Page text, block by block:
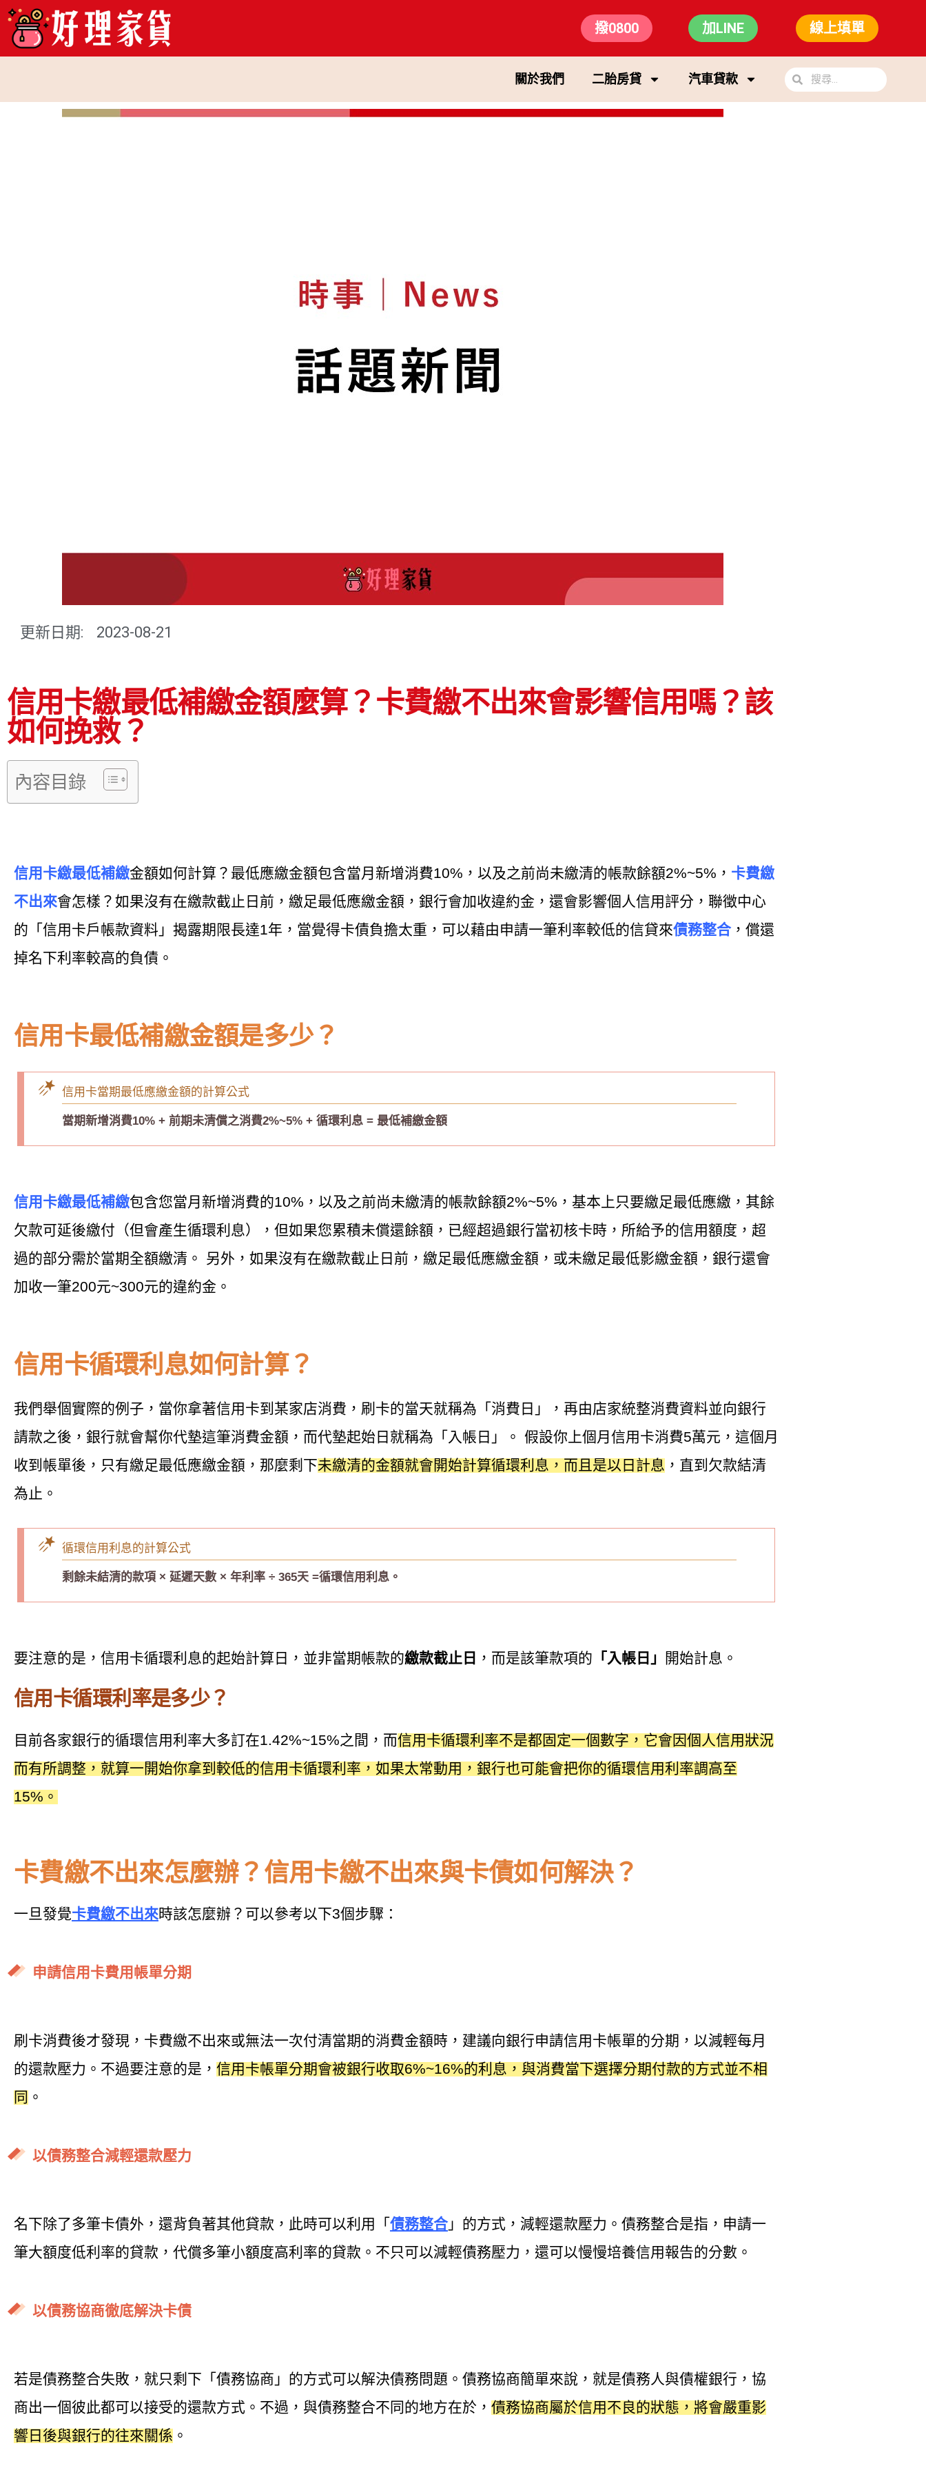
撥0800 加LINE 線上填單
關於我們 二胎房貸 汽車貸款
更新日期: 2023-08-21
信用卡繳最低補繳金額麼算？卡費繳不出來會影響信用嗎？該
如何挽救？
內容目錄
信用卡繳最低補繳金額如何計算？最低應繳金額包含當月新增消費10%，以及之前尚未繳清的帳款餘額2%~5%， 卡費繳
不出來會怎樣？如果沒有在繳款截止日前，繳足最低應繳金額，銀行會加收違約金，還會影響個人信用評分，聯徵中心
的「信用卡戶帳款資料」揭露期限長達1年，當覺得卡債負擔太重，可以藉由申請一筆利率較低的信貸來債務整合，償還
掉名下利率較高的負債。
信用卡最低補繳金額是多少？
信用卡當期最低應繳金額的計算公式
當期新增消費10% + 前期未清償之消費2%~5% + 循環利息 = 最低補繳金額
信用卡繳最低補繳包含您當月新增消費的10%，以及之前尚未繳清的帳款餘額2%~5%，基本上只要繳足最低應繳，其餘
欠款可延後繳付（但會產生循環利息），但如果您累積未償還餘額，已經超過銀行當初核卡時，所給予的信用額度，超
過的部分需於當期全額繳清。 另外，如果沒有在繳款截止日前，繳足最低應繳金額，或未繳足最低影繳金額，銀行還會
加收一筆200元~300元的違約金。
信用卡循環利息如何計算？
我們舉個實際的例子，當你拿著信用卡到某家店消費，刷卡的當天就稱為「消費日」，再由店家統整消費資料並向銀行
請款之後，銀行就會幫你代墊這筆消費金額，而代墊起始日就稱為「入帳日」。 假設你上個月信用卡消費5萬元，這個月
收到帳單後，只有繳足最低應繳金額，那麼剩下未繳清的金額就會開始計算循環利息， 而且是以日計息 ，直到欠款結清
為止。
循環信用利息的計算公式
剩餘未結清的款項 × 延遲天數 × 年利率 ÷ 365天 =循環信用利息。
要注意的是，信用卡循環利息的起始計算日，並非當期帳款的繳款截止日 ，而是該筆款項的 「入帳日」 開始計息。
信用卡循環利率是多少？
目前各家銀行的循環信用利率大多訂在1.42%~15%之間，而信用卡循環利率不是都固定一個數字，它會因個人信用狀況
而有所調整，就算一開始你拿到較低的信用卡循環利率，如果太常動用，銀行也可能會把你的循環信用利率調高至
15%。
卡費繳不出來怎麼辦？ 信用卡繳不出來與卡債如何解決？
一旦發覺卡費繳不出來時該怎麼辦？可以參考以下3個步驟：
申請信用卡費用帳單分期
刷卡消費後才發現，卡費繳不出來或無法一次付清當期的消費金額時，建議向銀行申請信用卡帳單的分期，以減輕每月
的還款壓力。不過要注意的是， 信用卡帳單分期會被銀行收取6%~16%的利息，與消費當下選擇分期付款的方式並不相
同 。
以債務整合減輕還款壓力
名下除了多筆卡債外，還背負著其他貸款，此時可以利用「 債務整合」的方式，減輕還款壓力。債務整合是指，申請一
筆大額度低利率的貸款，代償多筆小額度高利率的貸款。不只可以減輕債務壓力，還可以慢慢培養信用報告的分數。
以債務協商徹底解決卡債
若是債務整合失敗，就只剩下「債務協商」的方式可以解決債務問題。債務協商簡單來說，就是債務人與債權銀行，協
商出一個彼此都可以接受的還款方式。不過，與債務整合不同的地方在於， 債務協商屬於信用不良的狀態，將會嚴重影
響日後與銀行的往來關係 。